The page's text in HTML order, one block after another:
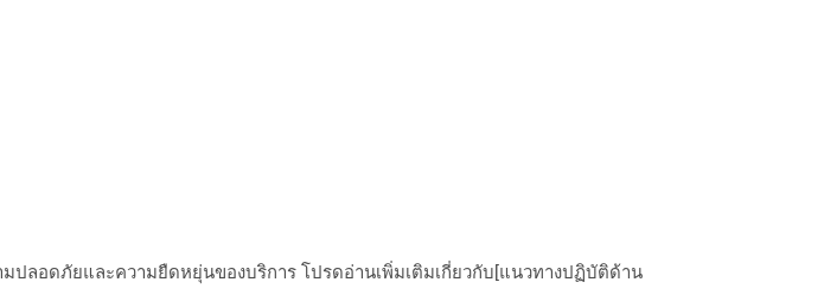
มปลอดภัยและความยืดหยุ่นของบริการ โปรดอ่านเพิ่มเติมเกี่ยวกับ[แนวทางปฏิบัติด้าน